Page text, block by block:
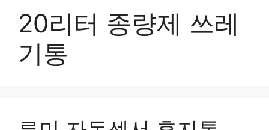
20리터 종량제 쓰레
기통